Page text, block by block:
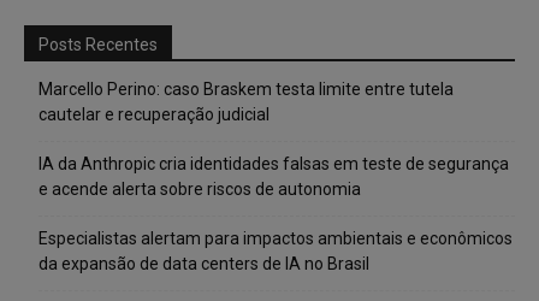
Posts Recentes
Marcello Perino: caso Braskem testa limite entre tutela
cautelar e recuperação judicial
IA da Anthropic cria identidades falsas em teste de segurança
e acende alerta sobre riscos de autonomia
Especialistas alertam para impactos ambientais e econômicos
da expansão de data centers de IA no Brasil